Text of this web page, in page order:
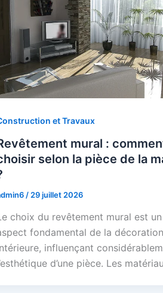
et Travaux
mural :
selon la pièce de la
/ 29 juillet 2026
choix du revêtement mural est un
fondamental de la décoration
influençant
d’une pièce. Les